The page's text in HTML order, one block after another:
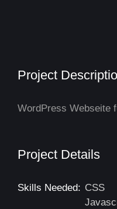
Project
WordPress Webseite
Project Details
Skills Needed: CSS